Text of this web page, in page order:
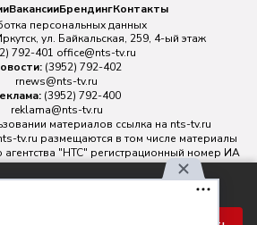
с правилами
ВакансииБрендингКонтакты
персональных данных
ул. Байкальская, 259, 4-ый этаж
792-401 office@nts-tv.ru
(3952) 792-402
rnews@nts-tv.ru
(3952) 792-400
reklama@nts-tv.ru
материалов ссылка на nts-tv.ru
tv.ru размещаются в том числе материалы
"НТС" регистрационный номер ИА
Федеральной службой по
информационных технологий и массовых
Иштулкин Евгений Александрович
16+